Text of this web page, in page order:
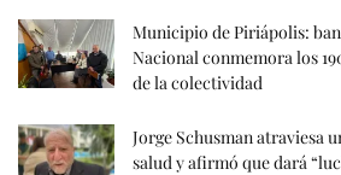
Municipio de Piriápolis:
Nacional conmemora los
de la colectividad
Jorge Schusman atraviesa
salud y afirmó que dará